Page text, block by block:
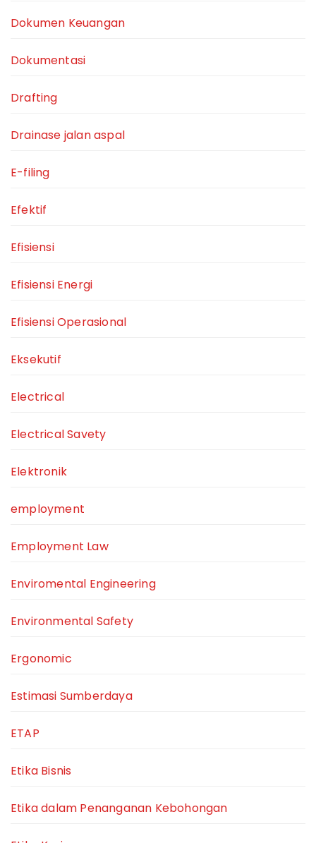
Dokumen Keuangan
Dokumentasi
Drafting
Drainase jalan aspal
E-filing
Efektif
Efisiensi
Efisiensi Energi
Efisiensi Operasional
Eksekutif
Electrical
Electrical Savety
Elektronik
employment
Employment Law
Enviromental Engineering
Environmental Safety
Ergonomic
Estimasi Sumberdaya
ETAP
Etika Bisnis
Etika dalam Penanganan Kebohongan